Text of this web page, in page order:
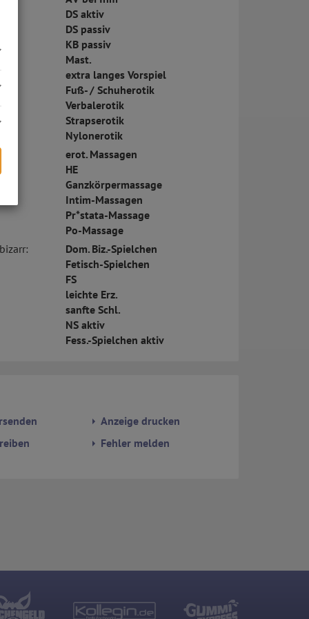
DS aktiv
DS passiv
KB passiv
Mast.
extra langes Vorspiel
Fuß- / Schuherotik
Verbalerotik
Strapserotik
Nylonerotik
erot. Massagen
HE
Ganzkörpermassage
Intim-Massagen
Pr*stata-Massage
Po-Massage
Dom. Biz.-Spielchen
Fetisch-Spielchen
FS
leichte Erz.
sanfte Schl.
NS aktiv
Fess.-Spielchen aktiv
Anzeige drucken
Fehler melden